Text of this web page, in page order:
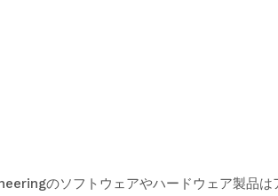
のソフトウェアやハードウェア製品は